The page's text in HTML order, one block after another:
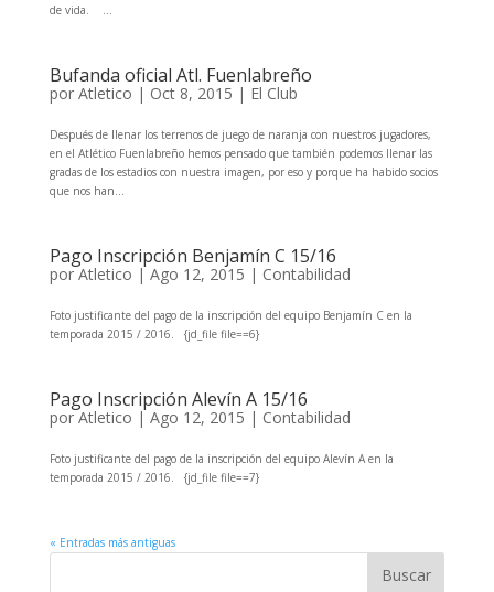
de vida. ...
Bufanda oficial Atl. Fuenlabreño
por Atletico | Oct 8, 2015 | El Club
Después de llenar los terrenos de juego de naranja con nuestros jugadores,
en el Atlético Fuenlabreño hemos pensado que también podemos llenar las
gradas de los estadios con nuestra imagen, por eso y porque ha habido socios
que nos han...
Pago Inscripción Benjamín C 15/16
porAtletico | Ago 12, 2015 | Contabilidad
Foto justificante del pago de la inscripción del equipo Benjamín C en la
temporada 2015 / 2016. {jd_file file==6}
Pago Inscripción Alevín A 15/16
porAtletico | Ago 12, 2015 | Contabilidad
Foto justificante del pago de la inscripción del equipo Alevín A en la
temporada 2015 / 2016. {jd_file file==7}
« Entradas más antiguas